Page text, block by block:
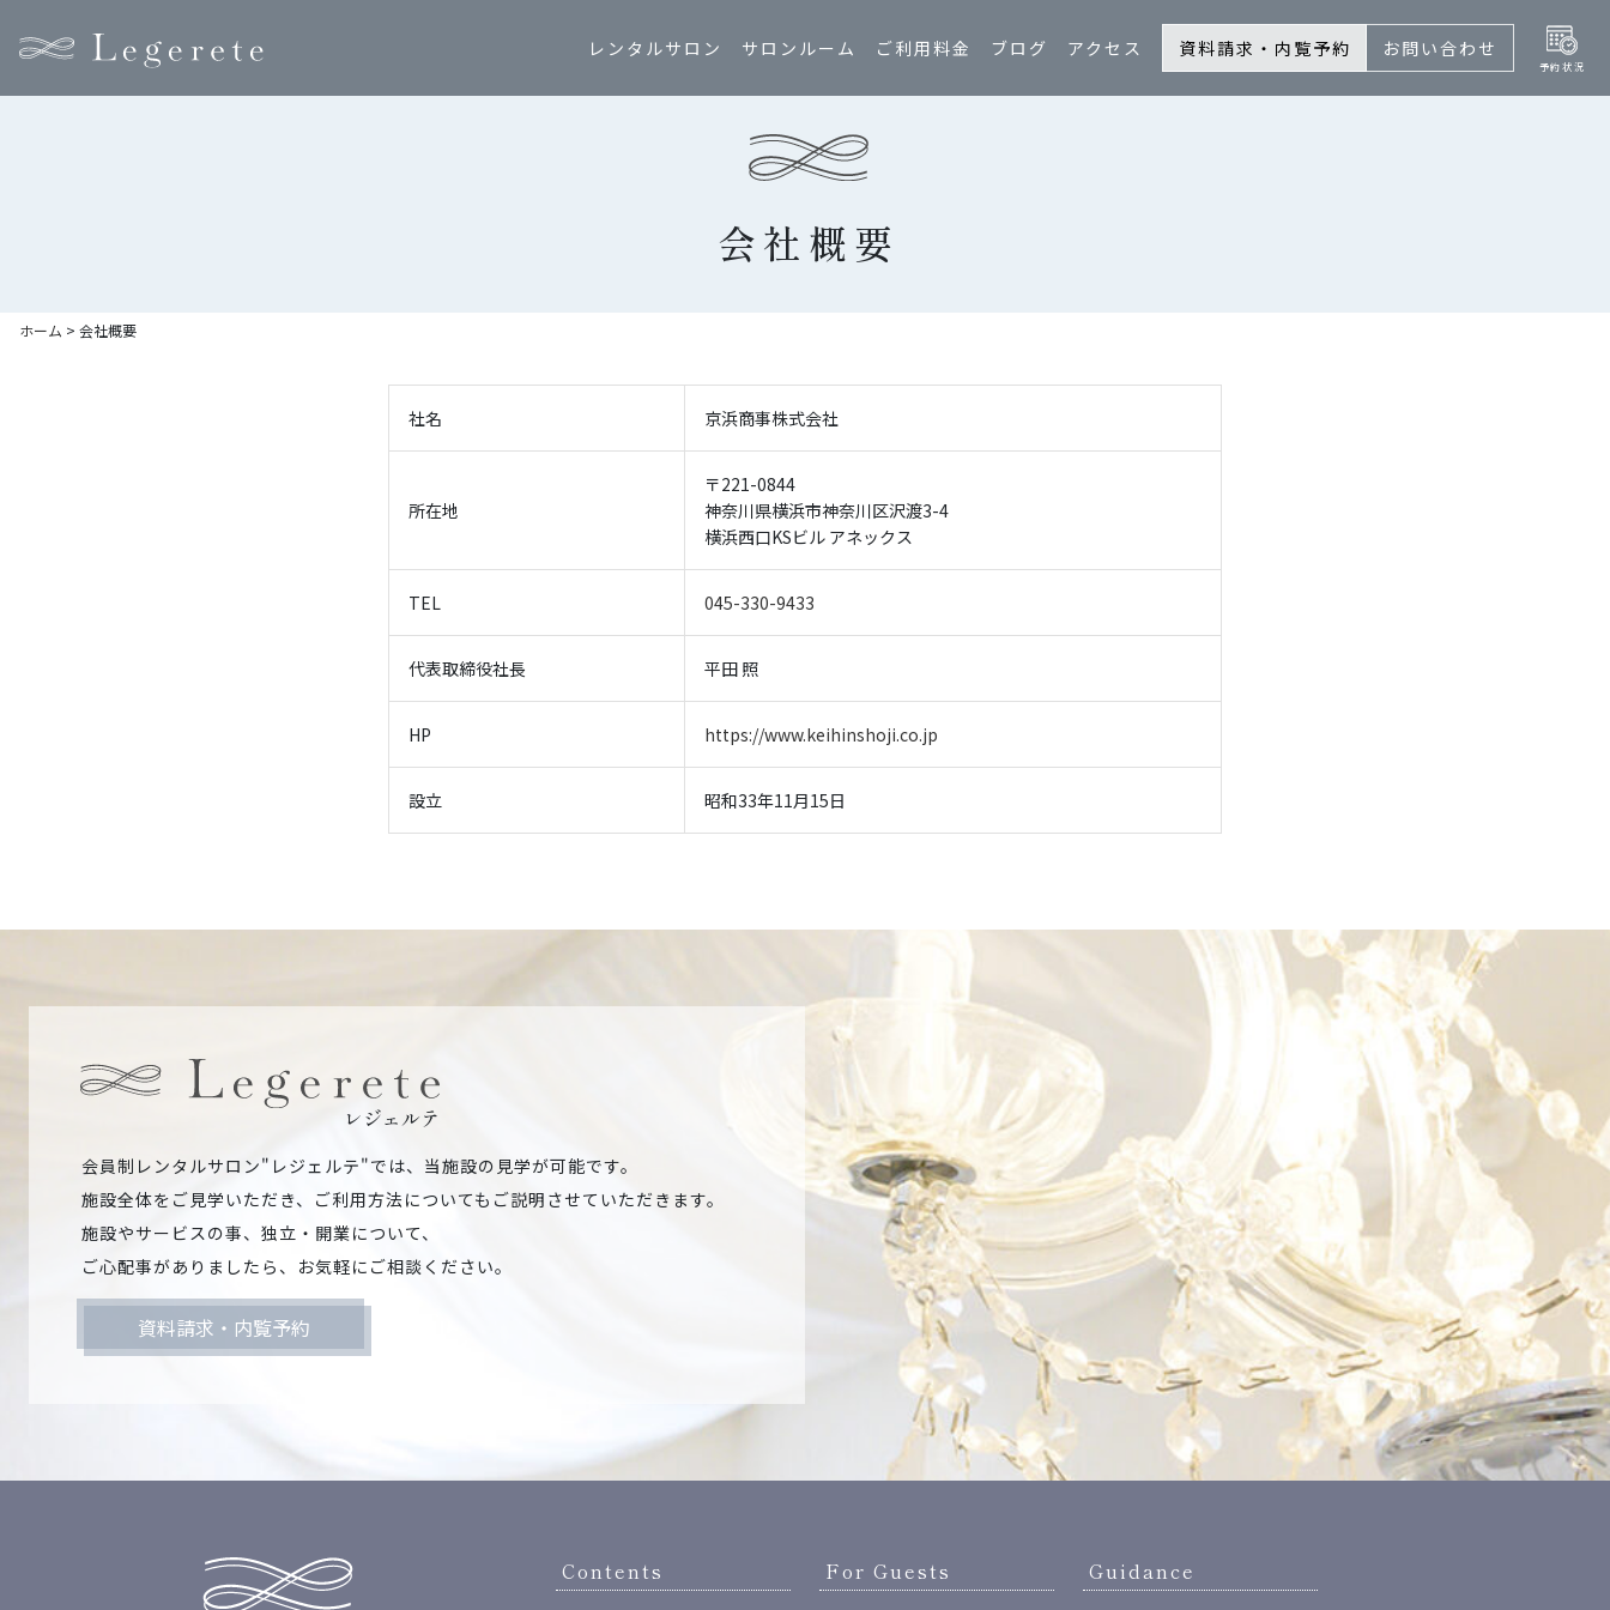
レンタルサロン サロンルーム ご利用料金 ブログ アクセス 資料請求・内覧予約 お問い合わせ
会社概要
ホーム > 会社概要
社名 京浜商事株式会社
所在地
〒221-0844
神奈川県横浜市神奈川区沢渡3-4
横浜西口KSビル アネックス
TEL 045-330-9433
代表取締役社長 平田 照
HP https://www.keihinshoji.co.jp
設立 昭和33年11月15日
レジェルテ
会員制レンタルサロン"レジェルテ"では、当施設の見学が可能です。
施設全体をご見学いただき、ご利用方法についてもご説明させていただきます。
施設やサービスの事、独立・開業について、
ご心配事がありましたら、お気軽にご相談ください。
資料請求・内覧予約
Contents For Guests Guidance